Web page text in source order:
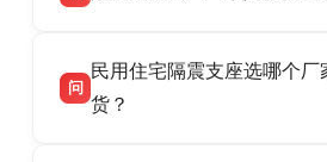
货，厂家电话：
号北方工业基地。
高新区北方工业基地迎宾大街
支座源头工厂，生产 LRB 铅
问
民用住宅隔震支座选哪个厂
货？